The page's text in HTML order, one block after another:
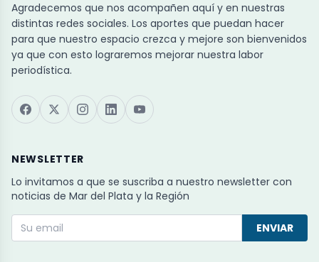
Agradecemos que nos acompañen aquí y en nuestras
distintas redes sociales. Los aportes que puedan hacer
para que nuestro espacio crezca y mejore son bienvenidos
ya que con esto lograremos mejorar nuestra labor
periodística.
NEWSLETTER
Lo invitamos a que se suscriba a nuestro newsletter con
noticias de Mar del Plata y la Región
ENVIAR